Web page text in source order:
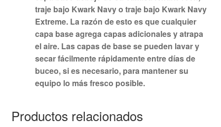
traje bajo Kwark Navy o traje bajo Kwark Navy
Extreme. La razón de esto es que cualquier
capa base agrega capas adicionales y atrapa
el aire. Las capas de base se pueden lavar y
secar fácilmente rápidamente entre días de
buceo, si es necesario, para mantener su
equipo lo más fresco posible.
Productos relacionados